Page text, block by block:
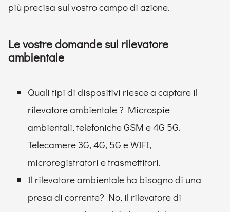
più precisa sul vostro campo di azione.
Le vostre domande sul rilevatore
ambientale
Quali tipi di dispositivi riesce a captare il
rilevatore ambientale ? Microspie
ambientali, telefoniche GSM e 4G 5G.
Telecamere 3G, 4G, 5G e WIFI,
microregistratori e trasmettitori.
Il rilevatore ambientale ha bisogno di una
presa di corrente? No, il rilevatore di